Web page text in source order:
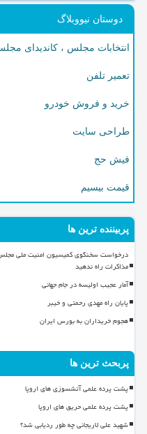
دوستان نیووبلاگ
انتخابات مجلس ، کاندیدای
تعمیر تلفن
خرید و فروش خودرو
طراحی سایت
فیش حج
قیمت بیسیم
پربیننده ترین ها
درخواست سخنگوی کمیسیون امنیت ملی مجلس
مذاکرات راه ندهید
آمار عجیب اولیسه در جام جهانی
پایان راه مهدی رحمتی و خیبر
هجوم خریداران به بورس ایران
پربحث ترین ها
پشت پرده علمی آتشسوزی های اروپا
پشت پرده علمی حریق های اروپا
شهید علی لاریجانی چه طور ردیابی شد؟